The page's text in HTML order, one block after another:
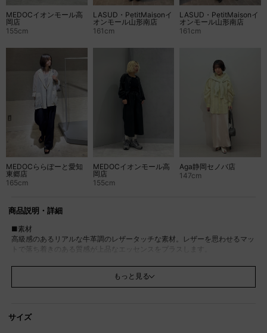
MEDOCイオンモール高
岡店
155cm
MEDOCららぽーと愛知
東郷店
165cm
LASUD・PetitMaisonイ
オンモール山形南店
161cm
MEDOCイオンモール高
岡店
155cm
LASUD・PetitMaisonイ
オンモール山形南店
161cm
Aga静岡セノバ店
147cm
商品説明・詳細
■素材
高級感のあるリアルな牛革調のレザータッチな素材。レザーを思わせるマッ
トで落ち着きのある質感が上品なエッセンスをプラスします。
「FIGRE」シリーズのボディーバッグタイプから新作が登場。BAG本体の曲
デザインのポイントです。
もっと見る
サイズ